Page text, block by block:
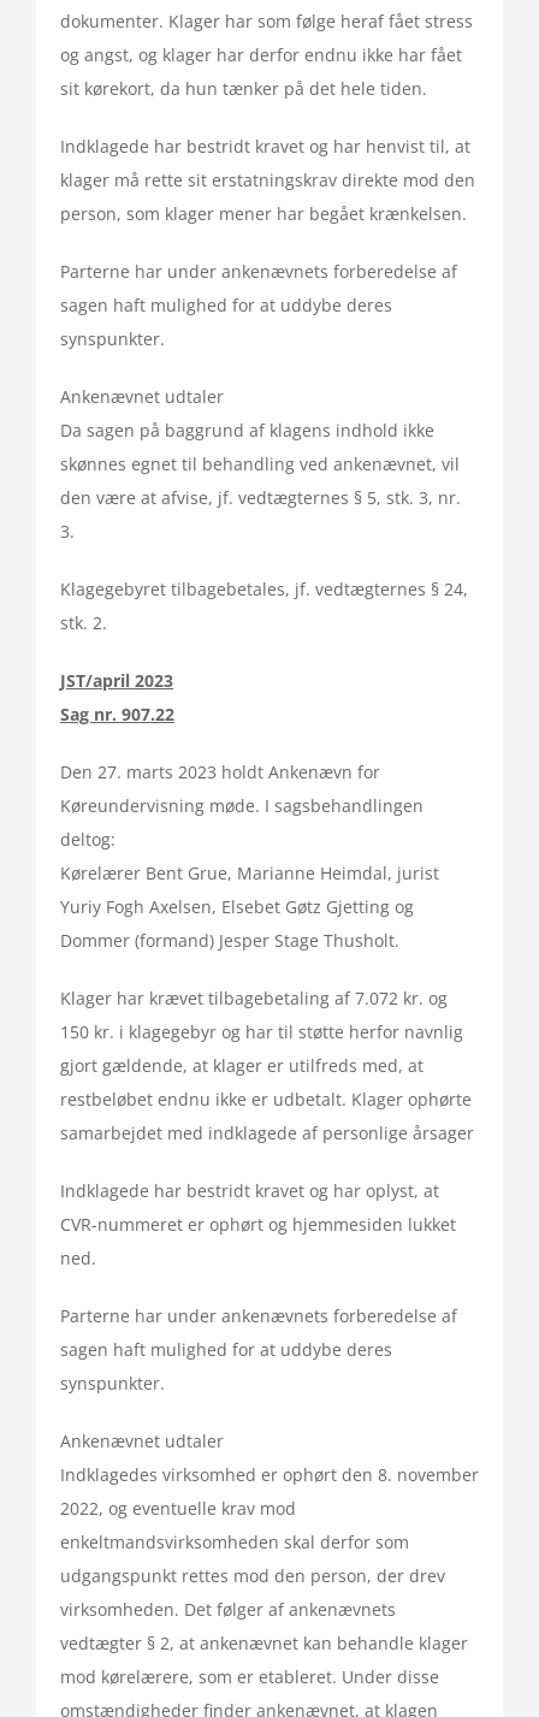
dokumenter. Klager har som følge heraf fået stress
og angst, og klager har derfor endnu ikke har fået
sit kørekort, da hun tænker på det hele tiden.
Indklagede har bestridt kravet og har henvist til, at
klager må rette sit erstatningskrav direkte mod den
person, som klager mener har begået krænkelsen.
Parterne har under ankenævnets forberedelse af
sagen haft mulighed for at uddybe deres
synspunkter.
Ankenævnet udtaler
Da sagen på baggrund af klagens indhold ikke
skønnes egnet til behandling ved ankenævnet, vil
den være at afvise, jf. vedtægternes § 5, stk. 3, nr.
3.
Klagegebyret tilbagebetales, jf. vedtægternes § 24,
stk. 2.
JST/april 2023
Sag nr. 907.22
Den 27. marts 2023 holdt Ankenævn for
Køreundervisning møde. I sagsbehandlingen
deltog:
Kørelærer Bent Grue, Marianne Heimdal, jurist
Yuriy Fogh Axelsen, Elsebet Gøtz Gjetting og
Dommer (formand) Jesper Stage Thusholt.
Klager har krævet tilbagebetaling af 7.072 kr. og
150 kr. i klagegebyr og har til støtte herfor navnlig
gjort gældende, at klager er utilfreds med, at
restbeløbet endnu ikke er udbetalt. Klager ophørte
samarbejdet med indklagede af personlige årsager
Indklagede har bestridt kravet og har oplyst, at
CVR-nummeret er ophørt og hjemmesiden lukket
ned.
Parterne har under ankenævnets forberedelse af
sagen haft mulighed for at uddybe deres
synspunkter.
Ankenævnet udtaler
Indklagedes virksomhed er ophørt den 8. november
2022, og eventuelle krav mod
enkeltmandsvirksomheden skal derfor som
udgangspunkt rettes mod den person, der drev
virksomheden. Det følger af ankenævnets
vedtægter § 2, at ankenævnet kan behandle klager
mod kørelærere, som er etableret. Under disse
omstændigheder finder ankenævnet, at klagen